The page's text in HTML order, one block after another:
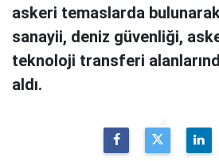
askeri temaslarda
sanayii, deniz güvenliği,
teknoloji transferi
aldı.